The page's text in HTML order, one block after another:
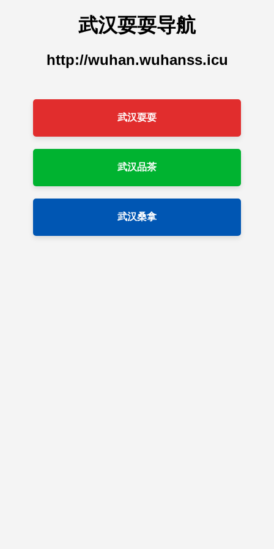
武汉耍耍导航
http://wuhan.wuhanss.icu
武汉耍耍
武汉品茶
武汉桑拿